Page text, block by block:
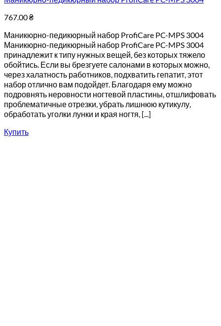
767.00₴
Маникюрно-педикюрный набор ProfiCare PC-MPS 3004
Маникюрно-педикюрный набор ProfiCare PC-MPS 3004
принадлежит к типу нужных вещей, без которых тяжело
обойтись. Если вы брезгуете салонами в которых можно,
через халатность работников, подхватить гепатит, этот
набор отлично вам подойдет. Благодаря ему можно
подровнять неровности ногтевой пластины, отшлифовать
проблематичные отрезки, убрать лишнюю кутикулу,
обработать уголки лунки и края ногтя, [...]
Купить